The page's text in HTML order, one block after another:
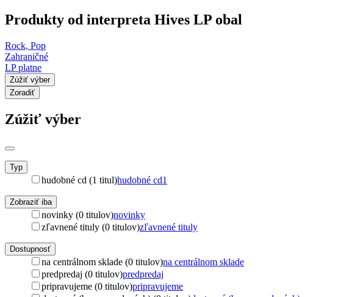
Produkty od interpreta Hives LP obal
Rock, Pop
Zahraničné
LP platne
Zúžiť výber
Zoradiť
Zúžiť výber
Typ
hudobné cd (1 titul)hudobné cd1
Zobraziť iba
novinky (0 titulov)novinky
zľavnené tituly (0 titulov)zľavnené tituly
Dostupnosť
na centrálnom sklade (0 titulov)na centrálnom sklade
predpredaj (0 titulov)predpredaj
pripravujeme (0 titulov)pripravujeme